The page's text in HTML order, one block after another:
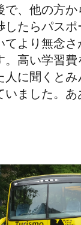
、他の方
したらパス
より無念
高い学習
に聞くと
いました。